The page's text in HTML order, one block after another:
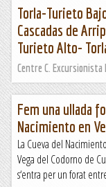
Torla-Turieto
Cascadas de
Turieto Alto-
Centre C. Excursionista
Fem una ullada
Nacimiento en
La Cueva del
Vega del Codorno de
s‘entra per un forat